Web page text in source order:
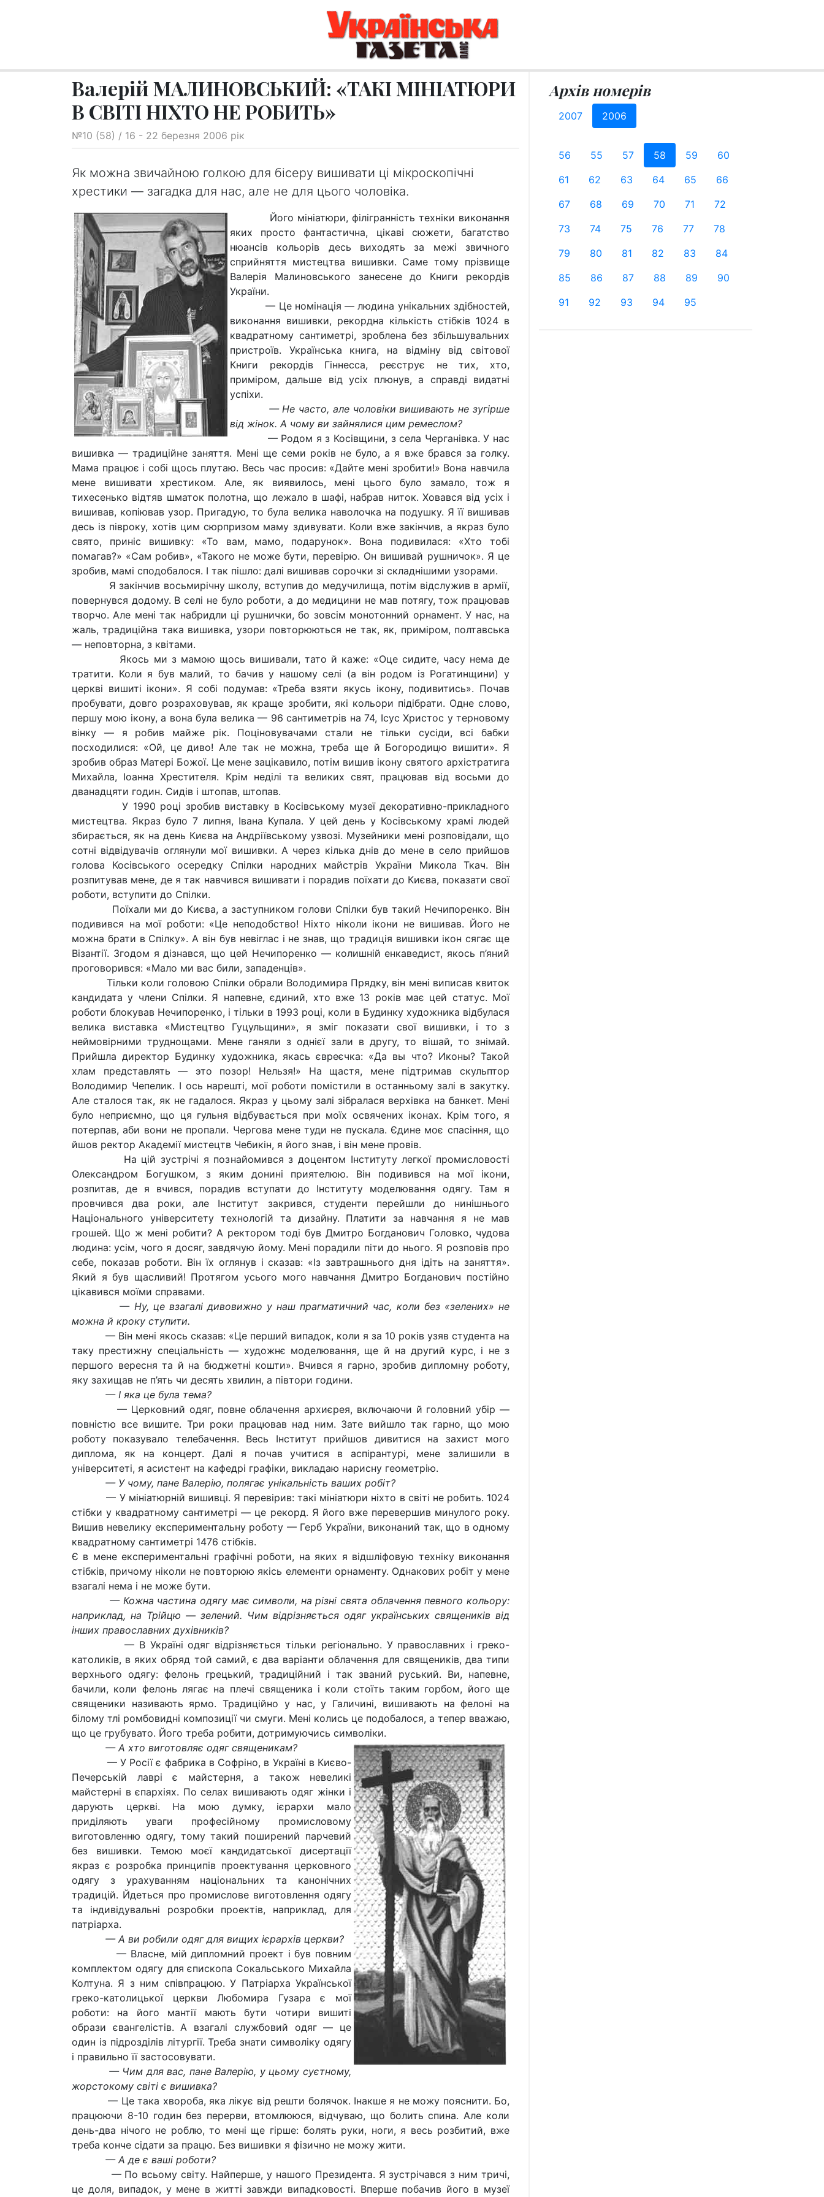
Валерій МАЛИНОВСЬКИЙ: «ТАКІ МІНІАТЮРИ
В СВІТІ НІХТО НЕ РОБИТЬ»
№10 (58) / 16 - 22 березня 2006 рік
Як можна звичайною голкою для бісеру вишивати ці мікроскопічні
хрестики — загадка для нас, але не для цього чоловіка.
Його мініатюри, філігранність техніки виконання
яких просто фантастична, цікаві сюжети, багатство
нюансів кольорів десь виходять за межі звичного
сприйняття мистецтва вишивки. Саме тому прізвище
Валерія Малиновського занесене до Книги рекордів
України.
— Це номінація — людина унікальних здібностей,
виконання вишивки, рекордна кількість стібків 1024 в
квадратному сантиметрі, зроблена без збільшувальних
пристроїв. Українська книга, на відміну від світової
Книги рекордів Гіннесса, реєструє не тих, хто,
приміром, дальше від усіх плюнув, а справді видатні
успіхи.
— Не часто, але чоловіки вишивають не зугірше
від жінок. А чому ви зайнялися цим ремеслом?
— Родом я з Косівщини, з села Черганівка. У нас
вишивка — традиційне заняття. Мені ще семи років не було, а я вже брався за голку.
Мама працює і собі щось плутаю. Весь час просив: «Дайте мені зробити!» Вона навчила
мене вишивати хрестиком. Але, як виявилось, мені цього було замало, тож я
тихесенько відтяв шматок полотна, що лежало в шафі, набрав ниток. Ховався від усіх і
вишивав, копіював узор. Пригадую, то була велика наволочка на подушку. Я її вишивав
десь із півроку, хотів цим сюрпризом маму здивувати. Коли вже закінчив, а якраз було
свято, приніс вишивку: «То вам, мамо, подарунок». Вона подивилася: «Хто тобі
помагав?» «Сам робив», «Такого не може бути, перевірю. Он вишивай рушничок». Я це
зробив, мамі сподобалося. І так пішло: далі вишивав сорочки зі складнішими узорами.
Я закінчив восьмирічну школу, вступив до медучилища, потім відслужив в армії,
повернувся додому. В селі не було роботи, а до медицини не мав потягу, тож працював
творчо. Але мені так набридли ці рушнички, бо зовсім монотонний орнамент. У нас, на
жаль, традиційна така вишивка, узори повторюються не так, як, приміром, полтавська
— неповторна, з квітами.
Якось ми з мамою щось вишивали, тато й каже: «Оце сидите, часу нема де
тратити. Коли я був малий, то бачив у нашому селі (а він родом із Рогатинщини) у
церкві вишиті ікони». Я собі подумав: «Треба взяти якусь ікону, подивитись». Почав
пробувати, довго розраховував, як краще зробити, які кольори підібрати. Одне слово,
першу мою ікону, а вона була велика — 96 сантиметрів на 74, Ісус Христос у терновому
вінку — я робив майже рік. Поціновувачами стали не тільки сусіди, всі бабки
посходилися: «Ой, це диво! Але так не можна, треба ще й Богородицю вишити». Я
зробив образ Матері Божої. Це мене зацікавило, потім вишив ікону святого архістратига
Михайла, Іоанна Хрестителя. Крім неділі та великих свят, працював від восьми до
дванадцяти годин. Сидів і штопав, штопав.
У 1990 році зробив виставку в Косівському музеї декоративно-прикладного
мистецтва. Якраз було 7 липня, Івана Купала. У цей день у Косівському храмі людей
збирається, як на день Києва на Андріївському узвозі. Музейники мені розповідали, що
сотні відвідувачів оглянули мої вишивки. А через кілька днів до мене в село прийшов
голова Косівського осередку Спілки народних майстрів України Микола Ткач. Він
розпитував мене, де я так навчився вишивати і порадив поїхати до Києва, показати свої
роботи, вступити до Спілки.
Поїхали ми до Києва, а заступником голови Спілки був такий Нечипоренко. Він
подивився на мої роботи: «Це неподобство! Ніхто ніколи ікони не вишивав. Його не
можна брати в Спілку». А він був невіглас і не знав, що традиція вишивки ікон сягає ще
Візантії. Згодом я дізнався, що цей Нечипоренко — колишній енкаведист, якось п’яний
проговорився: «Мало ми вас били, западенців».
Тільки коли головою Спілки обрали Володимира Прядку, він мені виписав квиток
кандидата у члени Спілки. Я напевне, єдиний, хто вже 13 років має цей статус. Мої
роботи блокував Нечипоренко, і тільки в 1993 році, коли в Будинку художника відбулася
велика виставка «Мистецтво Гуцульщини», я зміг показати свої вишивки, і то з
неймовірними труднощами. Мене ганяли з однієї зали в другу, то вішай, то знімай.
Прийшла директор Будинку художника, якась євреєчка: «Да вы что? Иконы? Такой
хлам представлять — это позор! Нельзя!» На щастя, мене підтримав скульптор
Володимир Чепелик. І ось нарешті, мої роботи помістили в останньому залі в закутку.
Але сталося так, як не гадалося. Якраз у цьому залі зібралася верхівка на банкет. Мені
було неприємно, що ця гульня відбувається при моїх освячених іконах. Крім того, я
потерпав, аби вони не пропали. Чергова мене туди не пускала. Єдине моє спасіння, що
йшов ректор Академії мистецтв Чебикін, я його знав, і він мене провів.
На цій зустрічі я познайомився з доцентом Інституту легкої промисловості
Олександром Богушком, з яким донині приятелюю. Він подивився на мої ікони,
розпитав, де я вчився, порадив вступати до Інституту моделювання одягу. Там я
провчився два роки, але Інститут закрився, студенти перейшли до нинішнього
Національного університету технологій та дизайну. Платити за навчання я не мав
грошей. Що ж мені робити? А ректором тоді був Дмитро Богданович Головко, чудова
людина: усім, чого я досяг, завдячую йому. Мені порадили піти до нього. Я розповів про
себе, показав роботи. Він їх оглянув і сказав: «Із завтрашнього дня ідіть на заняття».
Який я був щасливий! Протягом усього мого навчання Дмитро Богданович постійно
цікавився моїми справами.
— Ну, це взагалі дивовижно у наш прагматичний час, коли без «зелених» не
можна й кроку ступити.
— Він мені якось сказав: «Це перший випадок, коли я за 10 років узяв студента на
таку престижну спеціальність — художнє моделювання, ще й на другий курс, і не з
першого вересня та й на бюджетні кошти». Вчився я гарно, зробив дипломну роботу,
яку захищав не п’ять чи десять хвилин, а півтори години.
— І яка це була тема?
— Церковний одяг, повне облачення архиєрея, включаючи й головний убір —
повністю все вишите. Три роки працював над ним. Зате вийшло так гарно, що мою
роботу показувало телебачення. Весь Інститут прийшов дивитися на захист мого
диплома, як на концерт. Далі я почав учитися в аспірантурі, мене залишили в
університеті, я асистент на кафедрі графіки, викладаю нарисну геометрію.
— У чому, пане Валерію, полягає унікальність ваших робіт?
— У мініатюрній вишивці. Я перевірив: такі мініатюри ніхто в світі не робить. 1024
стібки у квадратному сантиметрі — це рекорд. Я його вже перевершив минулого року.
Вишив невелику експериментальну роботу — Герб України, виконаний так, що в одному
квадратному сантиметрі 1476 стібків.
Є в мене експериментальні графічні роботи, на яких я відшліфовую техніку виконання
стібків, причому ніколи не повторюю якісь елементи орнаменту. Однакових робіт у мене
взагалі нема і не може бути.
— Кожна частина одягу має символи, на різні свята облачення певного кольору:
наприклад, на Трійцю — зелений. Чим відрізняється одяг українських священиків від
інших православних духівників?
— В Україні одяг відрізняється тільки регіонально. У православних і греко-
католиків, в яких обряд той самий, є два варіанти облачення для священиків, два типи
верхнього одягу: фелонь грецький, традиційний і так званий руський. Ви, напевне,
бачили, коли фелонь лягає на плечі священика і коли стоїть таким горбом, його ще
священики називають ярмо. Традиційно у нас, у Галичині, вишивають на фелоні на
білому тлі ромбовидні композиції чи смуги. Мені колись це подобалося, а тепер вважаю,
що це грубувато. Його треба робити, дотримуючись символіки.
— А хто виготовляє одяг священикам?
— У Росії є фабрика в Софріно, в Україні в Києво-
Печерській лаврі є майcтерня, а також невеликі
майстерні в єпархіях. По селах вишивають одяг жінки і
дарують церкві. На мою думку, ієрархи мало
приділяють уваги професійному промисловому
виготовленню одягу, тому такий поширений парчевий
без вишивки. Темою моєї кандидатської дисертації
якраз є розробка принципів проектування церковного
одягу з урахуванням національних та канонічних
традицій. Йдеться про промислове виготовлення одягу
та індивідувальні розробки проектів, наприклад, для
патріарха.
— А ви робили одяг для вищих ієрархів церкви?
— Власне, мій дипломний проект і був повним
комплектом одягу для єпископа Сокальського Михайла
Колтуна. Я з ним співпрацюю. У Патріарха Української
греко-католицької церкви Любомира Гузара є мої
роботи: на його мантії мають бути чотири вишиті
образи євангелістів. А взагалі службовий одяг — це
один із підрозділів літургії. Треба знати символіку одягу
і правильно її застосовувати.
— Чим для вас, пане Валерію, у цьому суєтному,
жорстокому світі є вишивка?
— Це така хвороба, яка лікує від решти болячок. Інакше я не можу пояснити. Бо,
працюючи 8-10 годин без перерви, втомлююся, відчуваю, що болить спина. Але коли
день-два нічого не роблю, то мені ще гірше: болять руки, ноги, я весь розбитий, вже
треба конче сідати за працю. Без вишивки я фізично не можу жити.
— А де є ваші роботи?
— По всьому світу. Найперше, у нашого Президента. Я зустрічався з ним тричі,
це доля, випадок, у мене в житті завжди випадковості. Вперше побачив його в музеї
Архів номерів
2007 2006
56 55 57 58 59
60
61
62 63 64 65
66
67
68 69 70 71
72
73
74 75 76 77
78
79
80 81 82 83
84
85
86 87 88 89
90
91
92 93 94 95